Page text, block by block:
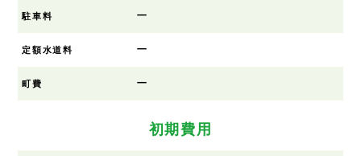
駐車料 ー
定額水道料 ー
町費 ー
初期費用